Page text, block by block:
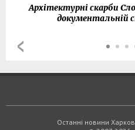
Архітектурні скарби
документальній
Останні новини